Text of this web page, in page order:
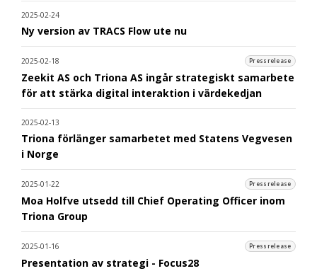
2025-02-24
Ny version av TRACS Flow ute nu
2025-02-18 Pressrelease
Zeekit AS och Triona AS ingår strategiskt samarbete
för att stärka digital interaktion i värdekedjan
2025-02-13
Triona förlänger samarbetet med Statens Vegvesen
i Norge
2025-01-22 Pressrelease
Moa Holfve utsedd till Chief Operating Officer inom
Triona Group
2025-01-16 Pressrelease
Presentation av strategi - Focus28